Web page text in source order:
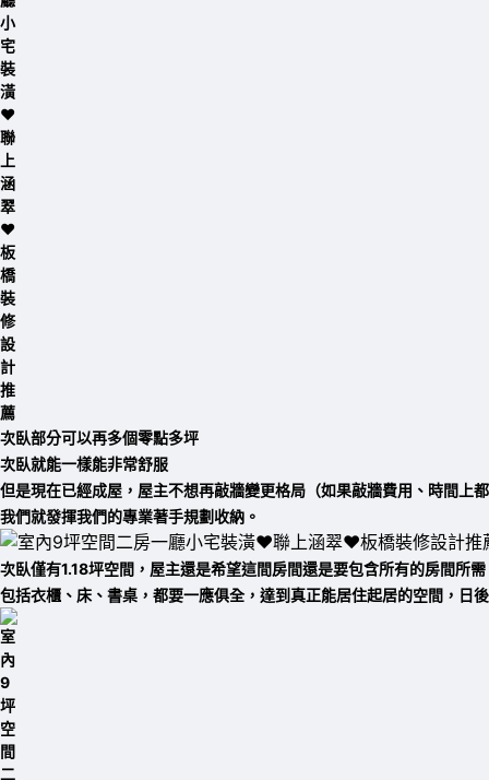
次臥部分可以再多個零點多坪
次臥就能一樣能非常舒服
但是現在已經成屋，屋主不想再敲牆變更格局（如果敲牆費用、時間上
我們就發揮我們的專業著手規劃收納。
次臥僅有1.18坪空間， 屋主還是希望這間房間還是要包含所有的房間所需
包括衣櫃、床、書桌，都要一應俱全，達到真正能居住起居的空間，日